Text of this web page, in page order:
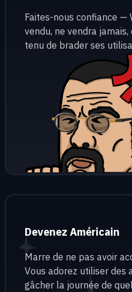
Faites-nous confiance —
vendu, ne vendra
tenu de brader ses
Devenez Américain
Marre de ne pas avoir
Vous adorez utiliser des
gâcher la journée de